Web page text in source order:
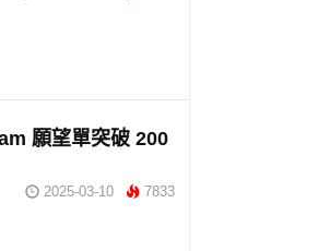
願望單突破 200
2025-03-10 7833